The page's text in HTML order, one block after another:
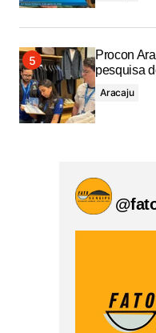
Procon
pesquisa
Aracaju